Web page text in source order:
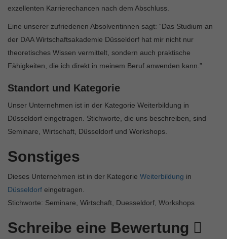
exzellenten Karrierechancen nach dem Abschluss.
Eine unserer zufriedenen Absolventinnen sagt: “Das Studium an
der DAA Wirtschaftsakademie Düsseldorf hat mir nicht nur
theoretisches Wissen vermittelt, sondern auch praktische
Fähigkeiten, die ich direkt in meinem Beruf anwenden kann.”
Standort und Kategorie
Unser Unternehmen ist in der Kategorie Weiterbildung in
Düsseldorf eingetragen. Stichworte, die uns beschreiben, sind
Seminare, Wirtschaft, Düsseldorf und Workshops.
Sonstiges
Dieses Unternehmen ist in der Kategorie Weiterbildung in
Düsseldorf eingetragen.
Stichworte: Seminare, Wirtschaft, Duesseldorf, Workshops
Schreibe eine Bewertung